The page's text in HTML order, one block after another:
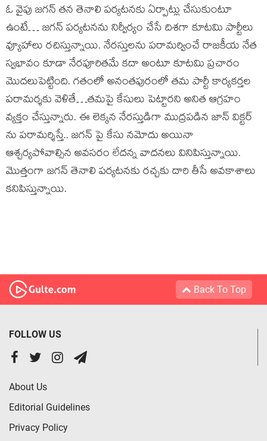
ఓ వైపు జగన్ తన తెనాలి పర్యటనకు ఏర్పాట్లు చేసుకుంటూ
ఉంటే… జగన్ పర్యటనను నిర్వీర్యం చేసే దిశగా కూటమి పార్టీలు
వ్యూహాలు రచిస్తున్నాయి. నేరస్తులను పరామర్వించే రాజకీయ నేత
స్వభావం కూడా నేరపూరితమే కదా అంటూ కూటమి ప్రచారం
మొదలుపెట్టింది. గతంలో అనంతపురంలో తమ పార్టీ కార్యకర్తల
పరామర్శకు వెళితే…తమపై కేసులు పెట్టారని అనిత ఆగ్రహం
వ్యక్తం చేస్తున్నారు. ఈ లెక్కన నేరస్తుడిగా ముద్రపడిన జాన్ విక్టర్
ను పరామర్శిస్తే.. జగన్ పై కేసు నమోదు అయినా
ఆశ్చర్యపోవాల్సిన అవసరం లేదన్న వాదనలు వినిపిస్తున్నాయి.
మొత్తంగా జగన్ తెనాలి పర్యటనకు రచ్చకు దారి తీసే అవకాశాలు
కనిపిస్తున్నాయి.
Back To Top
FOLLOW US
About Us
Editorial Guidelines
Privacy Policy